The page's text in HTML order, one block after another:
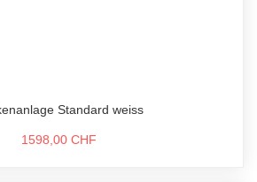
Standard weiss
1598,00 CHF